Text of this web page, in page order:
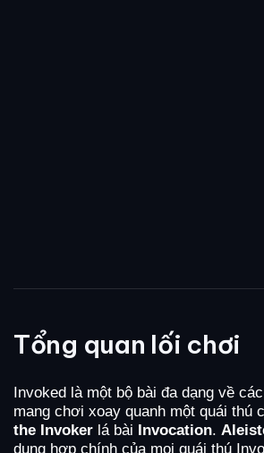
Tổng quan lối chơi
Invoked là một bộ bài đa dạng về
mang chơi xoay quanh một quái thú
the Invoker lá bài Invocation.
dung hợp chính của mọi quái thú